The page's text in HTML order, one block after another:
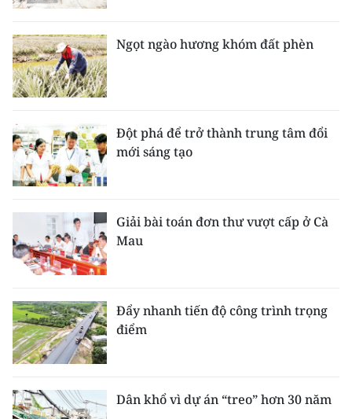
Ngọt ngào hương khóm đất phèn
Đột phá để trở thành trung tâm đổi
mới sáng tạo
Giải bài toán đơn thư vượt cấp ở Cà
Mau
Đẩy nhanh tiến độ công trình trọng
điểm
Dân khổ vì dự án “treo” hơn 30 năm